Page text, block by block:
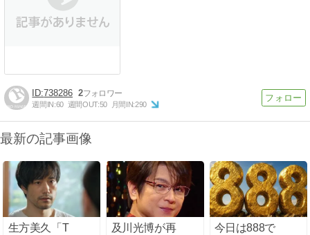
738286 2
週間IN:60 週間OUT:50 月間IN:290
最新の記事画像
生方美久「T
及川光博が再
今日は888で